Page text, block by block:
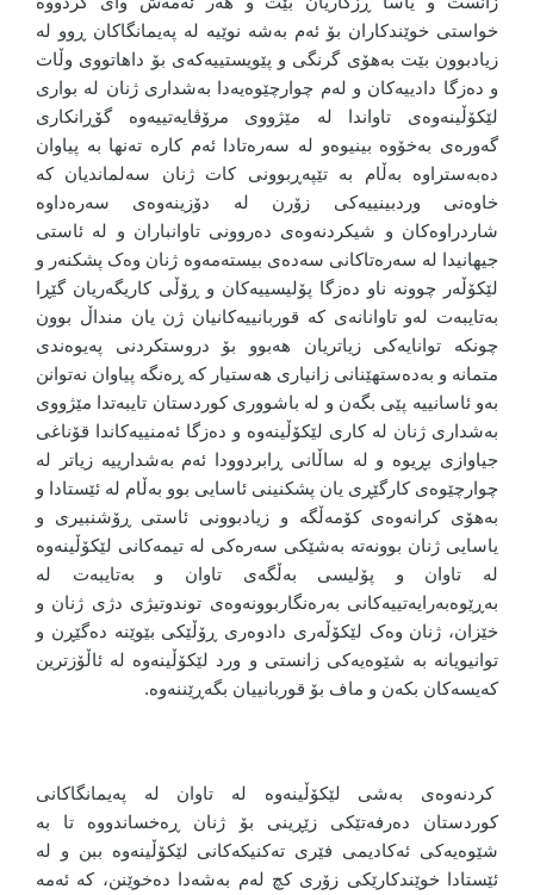
خواستی خوێندکاران بۆ ئەم بەشە نوێیە لە پەیمانگاکان ڕوو لە
زیادبوون بێت بەهۆی گرنگی و پێویستییەکەی بۆ داهاتووی وڵات
و دەزگا دادییەکان و لەم چوارچێوەیەدا بەشداری ژنان لە بواری
لێکۆڵینەوەی تاواندا لە مێژووی مرۆڤایەتییەوە گۆڕانکاری
گەورەی بەخۆوە بینیوەو لە سەرەتادا ئەم کارە تەنها بە پیاوان
دەبەستراوە بەڵام بە تێپەڕبوونی کات ژنان سەلماندیان کە
خاوەنی وردبینییەکی زۆرن لە دۆزینەوەی سەرەداوە
شاردراوەکان و شیکردنەوەی دەروونی تاوانباران و لە ئاستی
جیهانیدا لە سەرەتاکانی سەدەی بیستەمەوە ژنان وەک پشکنەر و
لێکۆڵەر چوونە ناو دەزگا پۆلیسییەکان و ڕۆڵی کاریگەریان گێڕا
بەتایبەت لەو تاوانانەی کە قوربانییەکانیان ژن یان منداڵ بوون
چونکە توانایەکی زیاتریان هەبوو بۆ دروستکردنی پەیوەندی
متمانە و بەدەستهێنانی زانیاری هەستیار کە ڕەنگە پیاوان نەتوانن
بەو ئاسانییە پێی بگەن و لە باشووری کوردستان تایبەتدا مێژووی
بەشداری ژنان لە کاری لێکۆڵینەوە و دەزگا ئەمنییەکاندا قۆناغی
جیاوازی بڕیوە و لە ساڵانی ڕابردوودا ئەم بەشدارییە زیاتر لە
چوارچێوەی کارگێڕی یان پشکنینی ئاسایی بوو بەڵام لە ئێستادا و
بەهۆی کرانەوەی کۆمەڵگە و زیادبوونی ئاستی ڕۆشنبیری و
یاسایی ژنان بوونەتە بەشێکی سەرەکی لە تیمەکانی لێکۆڵینەوە
لە تاوان و پۆلیسی بەڵگەی تاوان و بەتایبەت لە
بەڕێوەبەرایەتییەکانی بەرەنگاربوونەوەی توندوتیژی دژی ژنان و
خێزان، ژنان وەک لێکۆڵەری دادوەری ڕۆڵێکی بێوێنە دەگێڕن و
توانیویانە بە شێوەیەکی زانستی و ورد لێکۆڵینەوە لە ئاڵۆزترین
کەیسەکان بکەن و ماف بۆ قوربانییان بگەڕێننەوە.
کردنەوەی بەشی لێکۆڵینەوە لە تاوان لە پەیمانگاکانی
کوردستان دەرفەتێکی زێڕینی بۆ ژنان ڕەخساندووە تا بە
شێوەیەکی ئەکادیمی فێری تەکنیکەکانی لێکۆڵینەوە ببن و لە
ئێستادا خوێندکارێکی زۆری کچ لەم بەشەدا دەخوێنن، کە ئەمە